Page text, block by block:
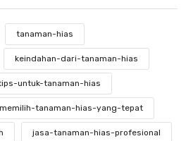
tanaman-hias
keindahan-dari-tanaman-hias
untuk-tanaman-hias
tanaman-hias-yang-tepat
jasa-tanaman-hias-profesional